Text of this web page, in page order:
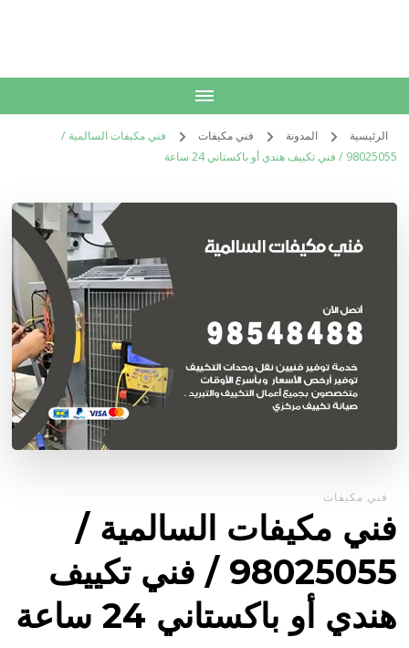
الرئيسية المدونة فني مكيفات
فني مكيفات السالمية /
98025055 / فني تكييف هندي أو باكستاني 24 ساعة
فني مكيفات
فني مكيفات السالمية /
98025055 / فني تكييف
هندي أو باكستاني 24 ساعة